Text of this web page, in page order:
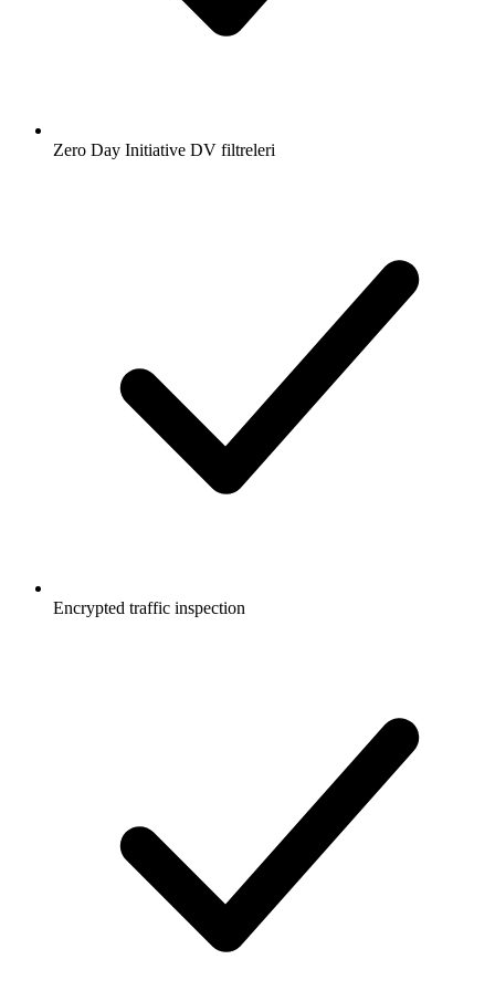
Zero Day Initiative DV filtreleri
Encrypted traffic inspection